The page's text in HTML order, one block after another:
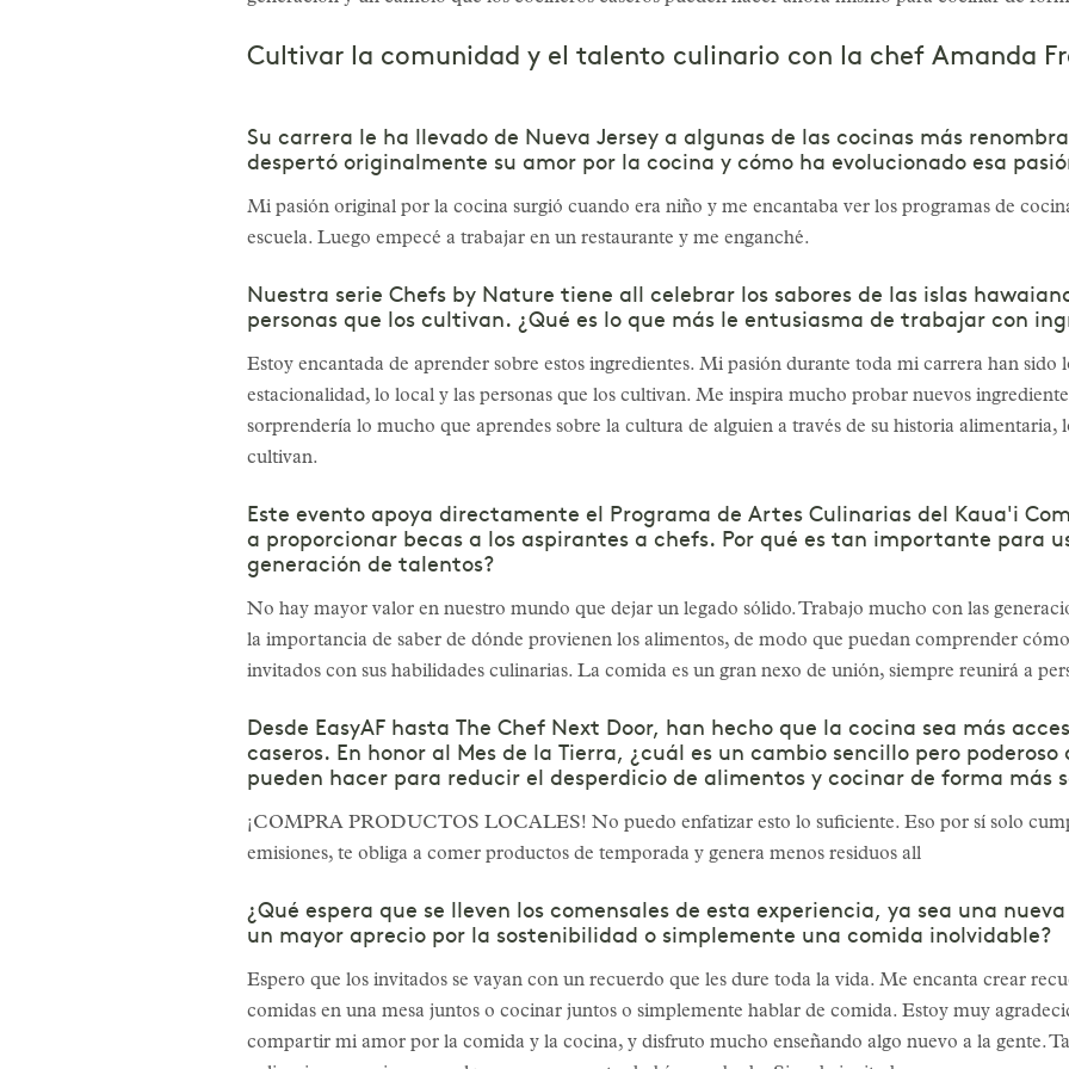
Cultivar la comunidad y el talento culinario con la chef Amanda
Su carrera le ha llevado de Nueva Jersey a algunas de las cocinas más
despertó originalmente su amor por la cocina y cómo ha evolucionado esa
Mi pasión original por la cocina surgió cuando era niño y me encantaba ver los programas de
escuela. Luego empecé a trabajar en un restaurante y me enganché.
Nuestra serie Chefs by Nature tiene all celebrar los sabores de las islas
personas que los cultivan. ¿Qué es lo que más le entusiasma de trabajar con
Estoy encantada de aprender sobre estos ingredientes. Mi pasión durante toda mi carrera han sido
estacionalidad, lo local y las personas que los cultivan. Me inspira mucho probar nuevos
sorprendería lo mucho que aprendes sobre la cultura de alguien a través de su historia alimentaria,
cultivan.
Este evento apoya directamente el Programa de Artes Culinarias del Kaua'i
a proporcionar becas a los aspirantes a chefs. Por qué es tan importante para
generación de talentos?
No hay mayor valor en nuestro mundo que dejar un legado sólido. Trabajo mucho con las
la importancia de saber de dónde provienen los alimentos, de modo que puedan comprender
invitados con sus habilidades culinarias. La comida es un gran nexo de unión, siempre reunirá a
Desde EasyAF hasta The Chef Next Door, han hecho que la cocina sea más
caseros. En honor al Mes de la Tierra, ¿cuál es un cambio sencillo pero poderoso
pueden hacer para reducir el desperdicio de alimentos y cocinar de forma más
¡COMPRA PRODUCTOS LOCALES! No puedo enfatizar esto lo suficiente. Eso por sí solo
emisiones, te obliga a comer productos de temporada y genera menos residuos all
¿Qué espera que se lleven los comensales de esta experiencia, ya sea una
un mayor aprecio por la sostenibilidad o simplemente una comida inolvidable?
Espero que los invitados se vayan con un recuerdo que les dure toda la vida. Me encanta crear
comidas en una mesa juntos o cocinar juntos o simplemente hablar de comida. Estoy muy
compartir mi amor por la comida y la cocina, y disfruto mucho enseñando algo nuevo a la gente.